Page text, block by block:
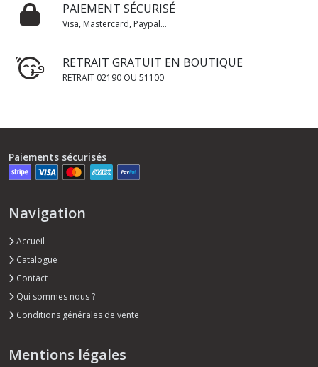
PAIEMENT SÉCURISÉ
Visa, Mastercard, Paypal...
RETRAIT GRATUIT EN BOUTIQUE
RETRAIT 02190 OU 51100
Paiements sécurisés
Navigation
Accueil
Catalogue
Contact
Qui sommes nous ?
Conditions générales de vente
Mentions légales